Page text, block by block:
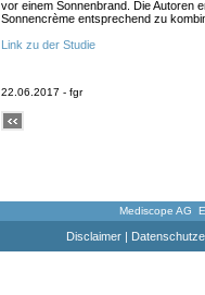
vor einem Sonnenbrand. Die Autoren
Sonnencrème entsprechend zu
Link zu der Studie
22.06.2017 - fgr
Mediscope AG
Disclaimer|